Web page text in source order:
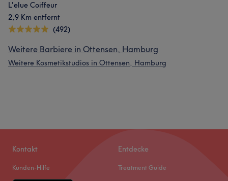
L'elue Coiffeur
2,9 Km entfernt
(492)
Weitere Barbiere in Ottensen, Hamburg
Weitere Kosmetikstudios in Ottensen, Hamburg
Kontakt
Kunden-Hilfe
Entdecke
Treatment Guide